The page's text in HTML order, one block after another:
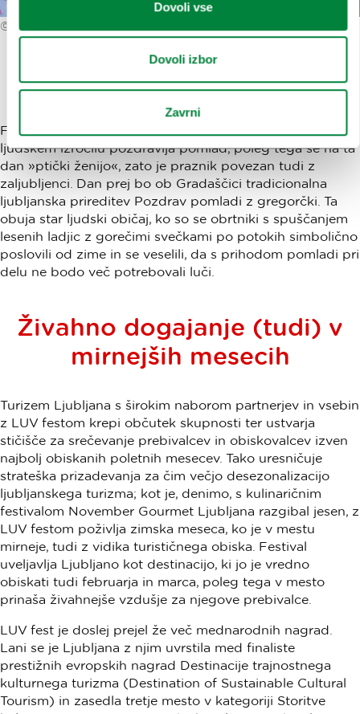
Dovoli vse
Dovoli izbor
Zavrni
© arhiv Butika lePotica
Gregorjevo in gregorčki
Festival se bo končal 12. marca, na gregorjevo, ki po
ljudskem izročilu pozdravlja pomlad, poleg tega se na ta
dan »ptički ženijo«, zato je praznik povezan tudi z
zaljubljenci. Dan prej bo ob Gradaščici tradicionalna
ljubljanska prireditev Pozdrav pomladi z gregorčki. Ta
obuja star ljudski običaj, ko so se obrtniki s spuščanjem
lesenih ladjic z gorečimi svečkami po potokih simbolično
poslovili od zime in se veselili, da s prihodom pomladi pri
delu ne bodo več potrebovali luči.
Živahno dogajanje (tudi) v
mirnejših mesecih
Turizem Ljubljana s širokim naborom partnerjev in vsebin
z LUV festom krepi občutek skupnosti ter ustvarja
stičišče za srečevanje prebivalcev in obiskovalcev izven
najbolj obiskanih poletnih mesecev. Tako uresničuje
strateška prizadevanja za čim večjo desezonalizacijo
ljubljanskega turizma; kot je, denimo, s kulinaričnim
festivalom November Gourmet Ljubljana razgibal jesen, z
LUV festom poživlja zimska meseca, ko je v mestu
mirneje, tudi z vidika turističnega obiska. Festival
uveljavlja Ljubljano kot destinacijo, ki jo je vredno
obiskati tudi februarja in marca, poleg tega v mesto
prinaša živahnejše vzdušje za njegove prebivalce.
LUV fest je doslej prejel že več mednarodnih nagrad.
Lani se je Ljubljana z njim uvrstila med finaliste
prestižnih evropskih nagrad Destinacije trajnostnega
kulturnega turizma (Destination of Sustainable Cultural
Tourism) in zasedla tretje mesto v kategoriji Storitve